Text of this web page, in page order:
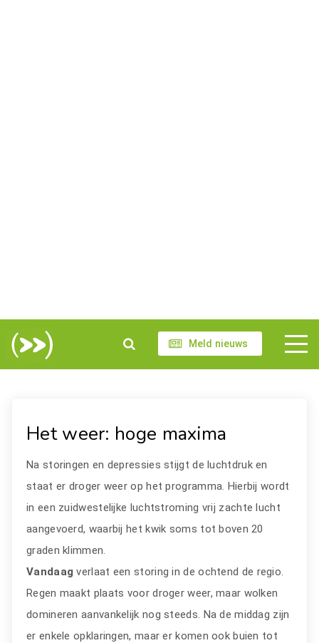
Meld nieuws
Het weer: hoge maxima
Na storingen en depressies stijgt de luchtdruk en
staat er droger weer op het programma. Hierbij wordt
in een zuidwestelijke luchtstroming vrij zachte lucht
aangevoerd, waarbij het kwik soms tot boven 20
graden klimmen.
Vandaagverlaat een storing in de ochtend de regio.
Regen maakt plaats voor droger weer, maar wolken
domineren aanvankelijk nog steeds. Na de middag zijn
er enkele opklaringen, maar er komen ook buien tot